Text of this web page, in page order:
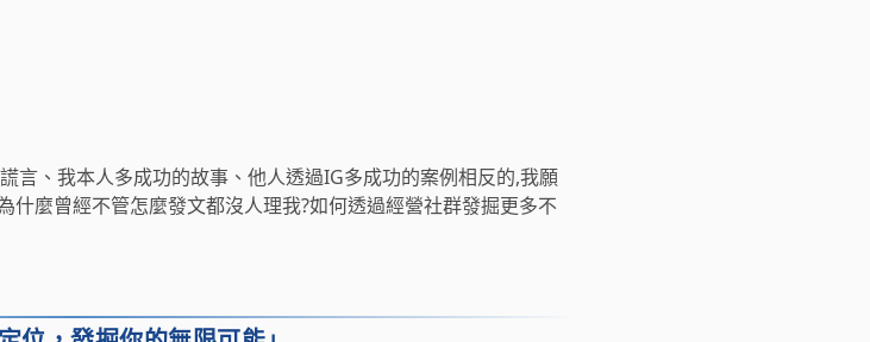
言、我本人多成功的故事、他人透過IG多成功的案例相反的,我願
麼曾經不管怎麼發文都沒人理我?如何透過經營社群發掘更多不